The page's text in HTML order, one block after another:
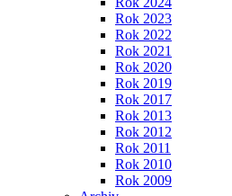
Rok 2023
Rok 2022
Rok 2021
Rok 2020
Rok 2019
Rok 2017
Rok 2013
Rok 2012
Rok 2011
Rok 2010
Rok 2009